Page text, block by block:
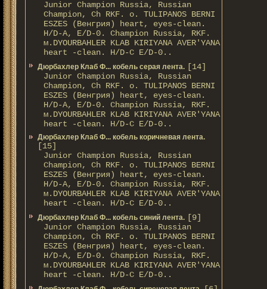
Junior Champion Russia, Russian
Champion, Ch RKF. о. TULIPANOS BERNI
ESZES (Венгрия) heart, eyes-clean.
H/D-A, E/D-0. Champion Russia, RKF.
м.DYOURBAHLER KLAB KIRIYANA AVER'YANA
heart -clean. H/D-С E/D-0..
Дюрбахлер Клаб Ф... кобель серая лента. [14]
Junior Champion Russia, Russian
Champion, Ch RKF. о. TULIPANOS BERNI
ESZES (Венгрия) heart, eyes-clean.
H/D-A, E/D-0. Champion Russia, RKF.
м.DYOURBAHLER KLAB KIRIYANA AVER'YANA
heart -clean. H/D-С E/D-0..
Дюрбахлер Клаб Ф... кобель коричневая лента.
[15]
Junior Champion Russia, Russian
Champion, Ch RKF. о. TULIPANOS BERNI
ESZES (Венгрия) heart, eyes-clean.
H/D-A, E/D-0. Champion Russia, RKF.
м.DYOURBAHLER KLAB KIRIYANA AVER'YANA
heart -clean. H/D-С E/D-0..
Дюрбахлер Клаб Ф... кобель синий лента. [9]
Junior Champion Russia, Russian
Champion, Ch RKF. о. TULIPANOS BERNI
ESZES (Венгрия) heart, eyes-clean.
H/D-A, E/D-0. Champion Russia, RKF.
м.DYOURBAHLER KLAB KIRIYANA AVER'YANA
heart -clean. H/D-С E/D-0..